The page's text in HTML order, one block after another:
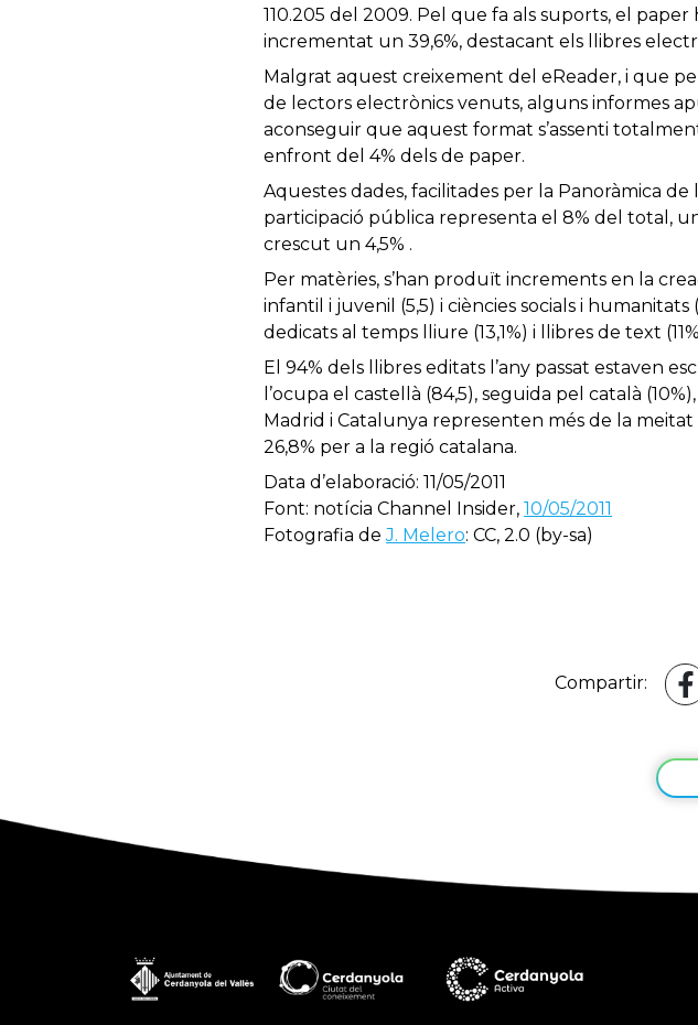
110.205 del 2009. Pel que fa als suports, el
incrementat un 39,6%, destacant els llibres
Malgrat aquest creixement del eReader, i que
de lectors electrònics venuts, alguns informes
aconseguir que aquest format s’assenti
enfront del 4% dels de paper.
Aquestes dades, facilitades per la Panoràmica de
participació pública representa el 8% del total,
crescut un 4,5% .
Per matèries, s’han produït increments en la
infantil i juvenil (5,5) i ciències socials i humanitats
dedicats al temps lliure (13,1%) i llibres de text
El 94% dels llibres editats l’any passat estaven
l’ocupa el castellà (84,5), seguida pel català
Madrid i Catalunya representen més de la
26,8% per a la regió catalana.
Data d’elaboració: 11/05/2011
Font: notícia Channel Insider, 10/05/2011
Fotografia deJ. Melero: CC, 2.0 (by-sa)
Compartir: